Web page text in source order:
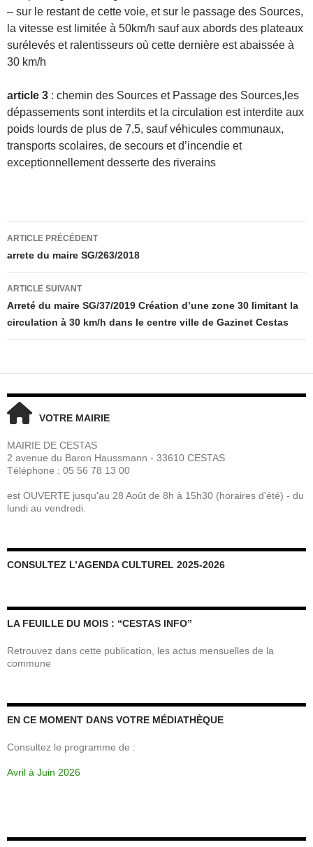
– sur le restant de cette voie, et sur le passage des Sources,
la vitesse est limitée à 50km/h sauf aux abords des plateaux
surélevés et ralentisseurs où cette dernière est abaissée à
30 km/h
article 3 : chemin des Sources et Passage des Sources,les
dépassements sont interdits et la circulation est interdite aux
poids lourds de plus de 7,5, sauf véhicules communaux,
transports scolaires, de secours et d’incendie et
exceptionnellement desserte des riverains
Navigation
articles
ARTICLE PRÉCÉDENT
arrete du maire SG/263/2018
ARTICLE SUIVANT
Arreté du maire SG/37/2019 Création d’une zone 30 limitant la
circulation à 30 km/h dans le centre ville de Gazinet Cestas
VOTRE MAIRIE
MAIRIE DE CESTAS
2 avenue du Baron Haussmann - 33610 CESTAS
Téléphone : 05 56 78 13 00
est OUVERTE jusqu'au 28 Août de 8h à 15h30 (horaires d'été) - du
lundi au vendredi.
CONSULTEZ L’AGENDA CULTUREL 2025-2026
LA FEUILLE DU MOIS : “CESTAS INFO”
Retrouvez dans cette publication, les actus mensuelles de la
commune
EN CE MOMENT DANS VOTRE MÉDIATHÈQUE
Consultez le programme de :
Avril à Juin 2026